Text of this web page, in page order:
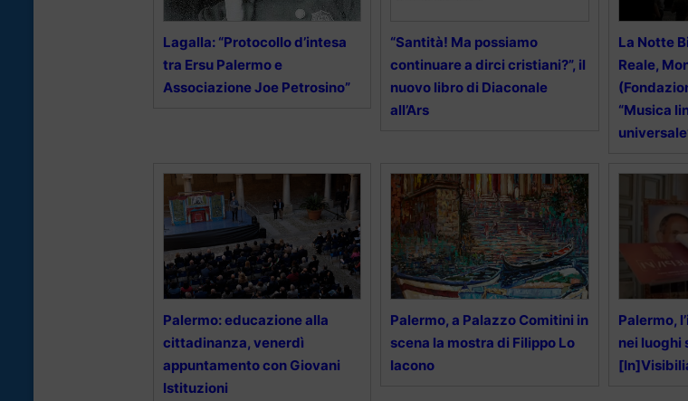
Lagalla: “Protocollo d’intesa
tra Ersu Palermo e
Associazione Joe Petrosino”
“Santità! Ma possiamo
continuare a dirci cristiani?”, il
nuovo libro di Diaconale
all’Ars
La Notte
Reale,
“Musica
Palermo: educazione alla
cittadinanza, venerdì
appuntamento con Giovani
Istituzioni
Palermo, a Palazzo Comitini in
scena la mostra di Filippo Lo
Iacono
Palermo,
nei luoghi